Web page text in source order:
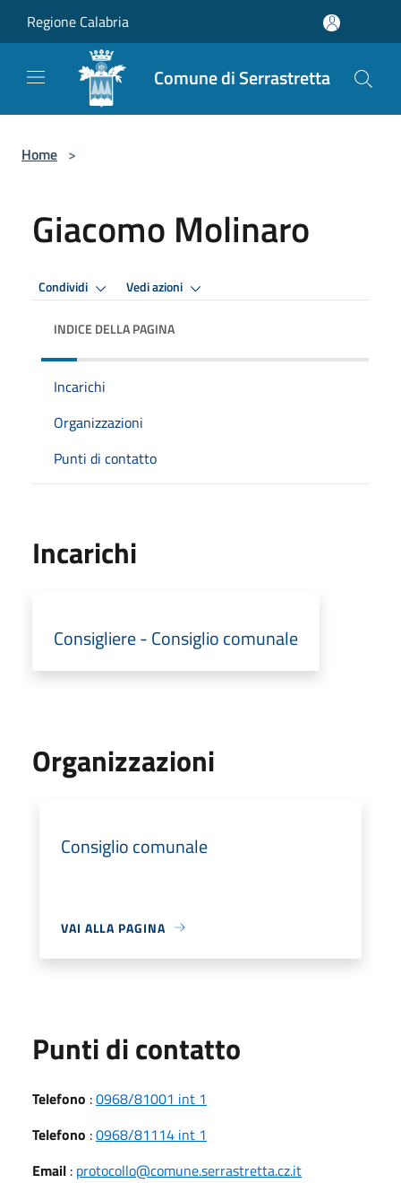
Regione Calabria
Comune di Serrastretta
Home >
Giacomo Molinaro
Condividi Vedi azioni
INDICE DELLA PAGINA
Incarichi
Organizzazioni
Punti di contatto
Incarichi
Consigliere - Consiglio comunale
Organizzazioni
Consiglio comunale
VAI ALLA PAGINA
Punti di contatto
Telefono :0968/81001 int 1
Telefono :0968/81114 int 1
Email : protocollo@comune.serrastretta.cz.it